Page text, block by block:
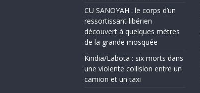
CU SANOYAH : le corps d’un
ressortissant libérien
découvert à quelques mètres
de la grande mosquée
Kindia/Labota : six morts dans
une violente collision entre un
camion et un taxi